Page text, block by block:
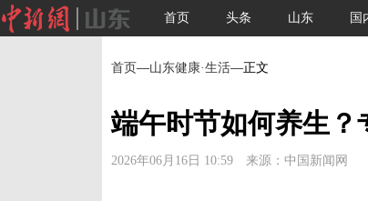
首页 头条 山东 国
首页—山东健康·生活—正文
端午时节如何养生？
2026年06月16日 10:59 来源：中国新闻网